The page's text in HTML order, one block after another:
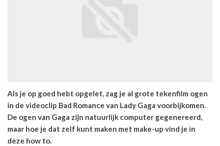
Als je op goed hebt opgelet, zag je al grote tekenfilm ogen
in de videoclip Bad Romance van Lady Gaga voorbijkomen.
De ogen van Gaga zijn natuurlijk computer gegenereerd,
maar hoe je dat zelf kunt maken met make-up vind je in
deze how to.